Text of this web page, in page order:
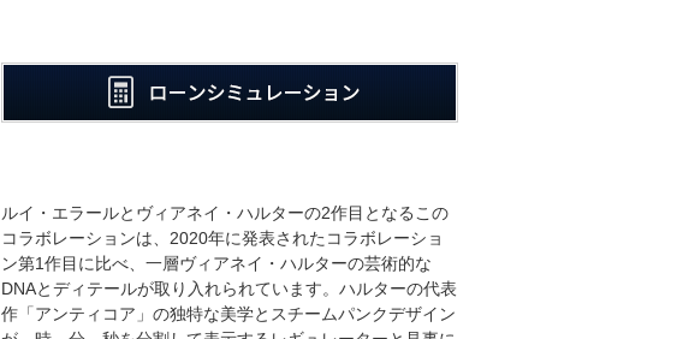
ルイ・エラールとヴィアネイ・ハルターの2作目となるこの
コラボレーションは、2020年に発表されたコラボレーショ
ン第1作目に比べ、一層ヴィアネイ・ハルターの芸術的な
DNAとディテールが取り入れられています。ハルターの代表
作「アンティコア」の独特な美学とスチームパンクデザイン